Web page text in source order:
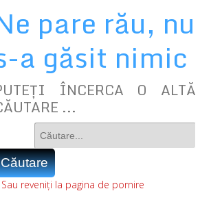
pare rău, nu
a găsit nimic
ÎNCERCA O ALTĂ
...
Sau reveniți la pagina de pornire